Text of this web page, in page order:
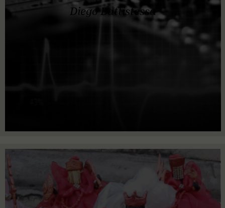
Diego Battistessa